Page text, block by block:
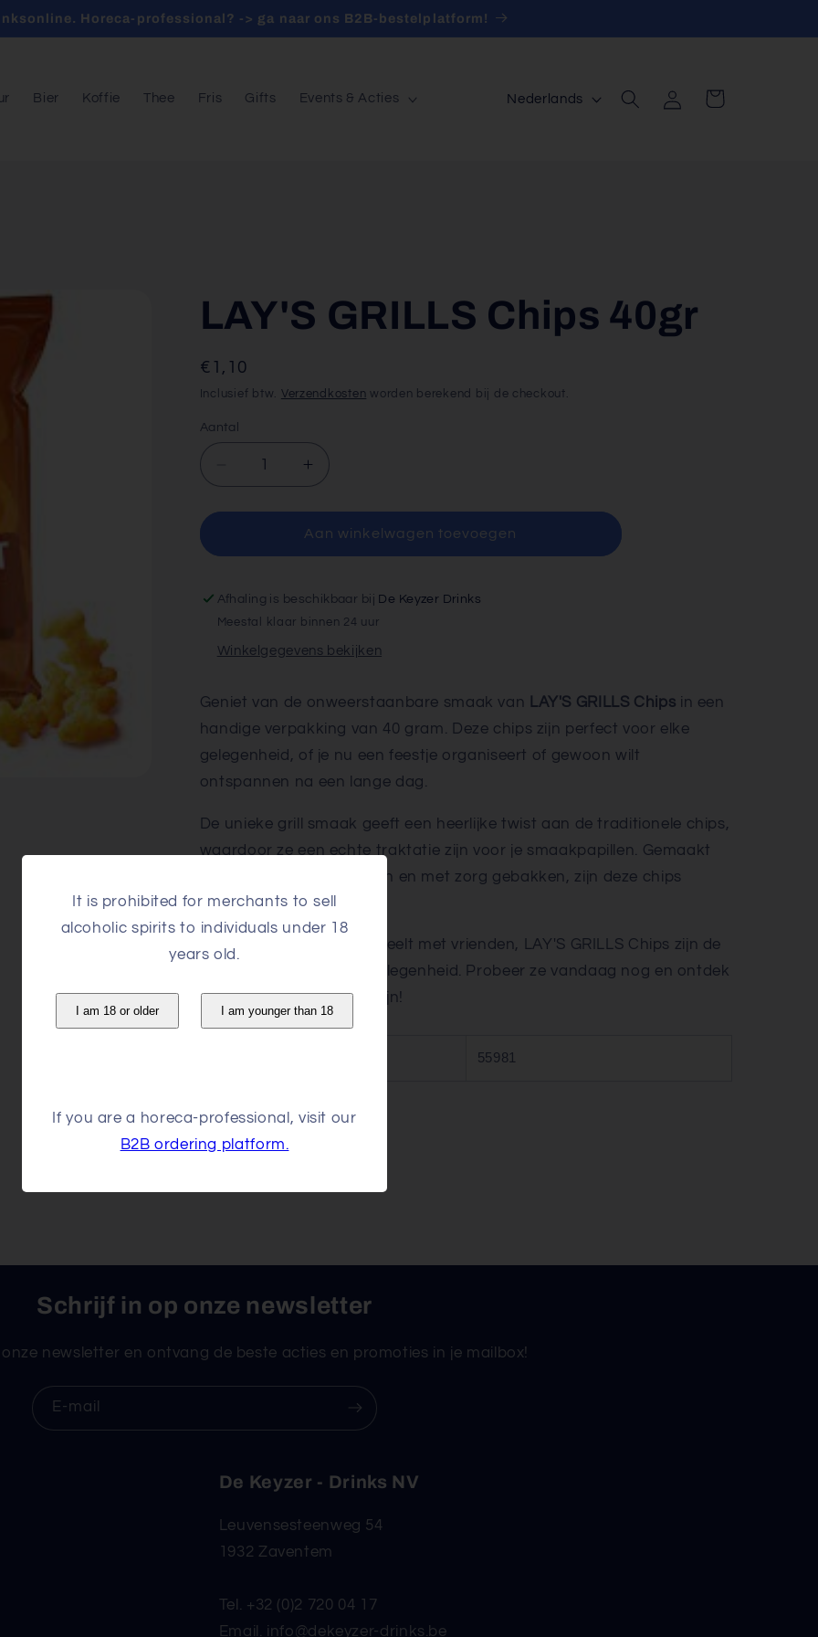
Horeca-professional? -> ga naar ons B2B-bestelplatform!
Bier Koffie Thee Fris Gifts Events & Acties
TNederlands InloggenWinkelwagen
LAY'S GRILLS Chips 40gr
Normale
prijs
€1,10
Inclusief btw. Verzendkosten worden berekend bij de checkout.
Aantal
Aantal
verlagen
voor
LAY&#39;S
GRILLS
40gr
Aantal
verhogen
voor
LAY&#39;S
GRILLS
40gr
Aan winkelwagen toevoegen
Afhaling is beschikbaar bij De Keyzer Drinks
Meestal klaar binnen 24 uur
Winkelgegevens bekijken
Geniet van de onweerstaanbare smaak van LAY'S GRILLS Chips in een
handige verpakking van 40 gram. Deze chips zijn perfect voor elke
gelegenheid, of je nu een feestje organiseert of gewoon wilt
ontspannen na een lange dag.
De unieke grill smaak geeft een heerlijke twist aan de traditionele chips,
waardoor ze een echte traktatie zijn voor je smaakpapillen. Gemaakt
van de beste aardappelen en met zorg gebakken, zijn deze chips
knapperig en vol smaak.
Of je ze nu alleen eet of deelt met vrienden, LAY'S GRILLS Chips zijn de
ideale snack voor elke gelegenheid. Probeer ze vandaag nog en ontdek
waarom ze zo populair zijn!
55981
Share
Schrijf in op onze newsletter
newsletter en ontvang de beste acties en promoties in je mailbox!
E‑mail
De Keyzer - Drinks NV
Leuvensesteenweg 54
1932 Zaventem
Tel. +32 (0)2 720 04 17
Email. info@dekeyzer-drinks.be
It is prohibited for merchants to sell
alcoholic spirits to individuals under 18
years old.
I am 18 or older I am younger than 18
If you are a horeca-professional, visit our
B2B ordering platform.